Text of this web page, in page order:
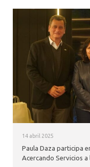
14 abril 2025
Paula Daza participa
Acercando Servicios